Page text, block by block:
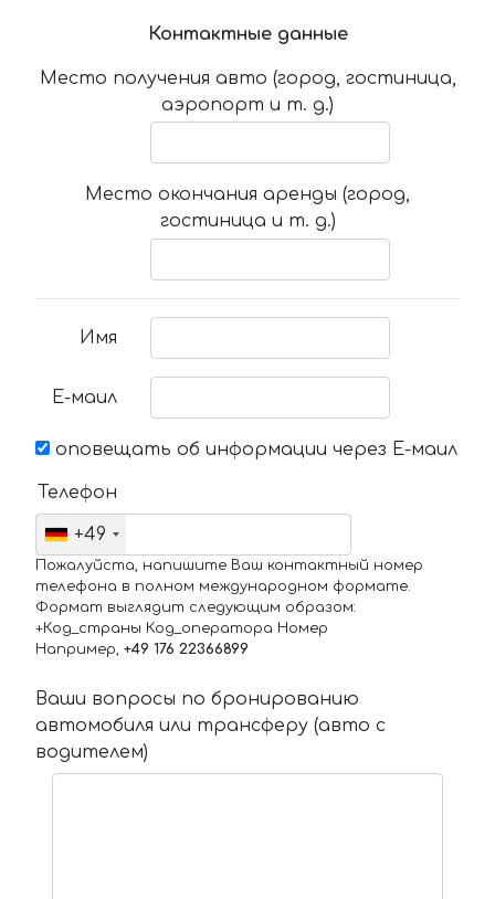
Контактные данные
Место получения авто (город, гостиница,
аэропорт и т. д.)
Место окончания аренды (город,
гостиница и т. д.)
Имя
Е-маил
оповещать об информации через Е-маил
Телефон
+49
Пожалуйста, напишите Ваш контактный номер
телефона в полном международном формате.
Формат выглядит следующим образом:
+Код_страны Код_оператора Номер
Например, +49 176 22366899
Ваши вопросы по бронированию
автомобиля или трансферу (авто с
водителем)